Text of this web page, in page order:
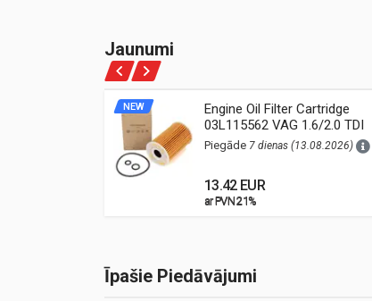
Jaunumi
NEW
Engine Oil Filter Cartridge
03L115562 VAG 1.6/2.0 TDI
(Audi, VW, Škoda, Seat)
Piegāde 7 dienas (13.08.2026)
13.42 EUR
ar PVN 21%
ar PVN 21%
Īpašie Piedāvājumi